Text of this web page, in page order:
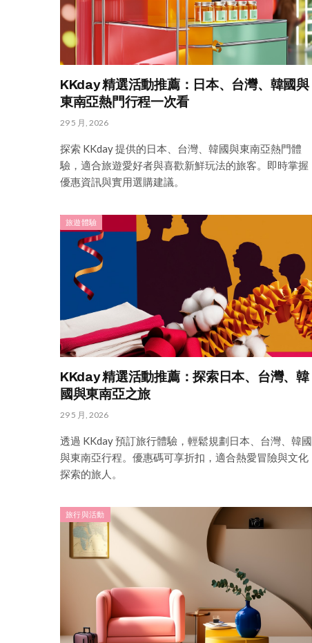
KKday 精選活動推薦：日本、台灣、韓國與
東南亞熱門行程一次看
29 5 月, 2026
探索 KKday 提供的日本、台灣、韓國與東南亞熱門體
驗，適合旅遊愛好者與喜歡新鮮玩法的旅客。即時掌握
優惠資訊與實用選購建議。
旅遊體驗
KKday 精選活動推薦：探索日本、台灣、韓
國與東南亞之旅
29 5 月, 2026
透過 KKday 預訂旅行體驗，輕鬆規劃日本、台灣、韓國
與東南亞行程。優惠碼可享折扣，適合熱愛冒險與文化
探索的旅人。
旅行與活動